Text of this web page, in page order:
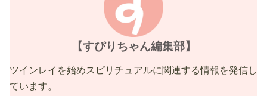
【すぴりちゃん編集部】
ツインレイを始めスピリチュアルに関連する情報を発信し
ています。